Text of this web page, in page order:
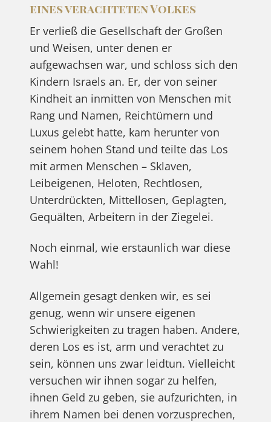
eines verachteten Volkes
Er verließ die Gesellschaft der Großen
und Weisen, unter denen er
aufgewachsen war, und schloss sich den
Kindern Israels an. Er, der von seiner
Kindheit an inmitten von Menschen mit
Rang und Namen, Reichtümern und
Luxus gelebt hatte, kam herunter von
seinem hohen Stand und teilte das Los
mit armen Menschen – Sklaven,
Leibeigenen, Heloten, Rechtlosen,
Unterdrückten, Mittellosen, Geplagten,
Gequälten, Arbeitern in der Ziegelei.
Noch einmal, wie erstaunlich war diese
Wahl!
Allgemein gesagt denken wir, es sei
genug, wenn wir unsere eigenen
Schwierigkeiten zu tragen haben. Andere,
deren Los es ist, arm und verachtet zu
sein, können uns zwar leidtun. Vielleicht
versuchen wir ihnen sogar zu helfen,
ihnen Geld zu geben, sie aufzurichten, in
ihrem Namen bei denen vorzusprechen,